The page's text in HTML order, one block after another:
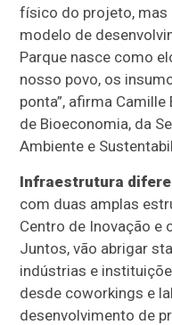
físico do projeto, mas
modelo de
Parque nasce como
nosso povo, os
ponta”, afirma
de Bioeconomia, da
Ambiente e
Infraestrutura
com duas amplas
Centro de Inovação e
Juntos, vão abrigar
indústrias e
desde coworkings e
desenvolvimento de